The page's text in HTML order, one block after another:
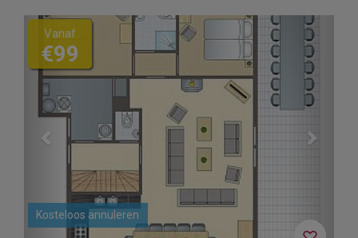
Previous Next
Kosteloos annuleren
Vanaf
€99